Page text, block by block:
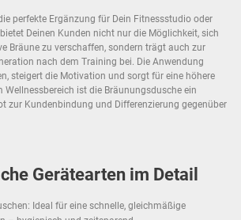
perfekte Ergänzung für Dein Fitnessstudio oder
Deinen Kunden nicht nur die Möglichkeit, sich
Bräune zu verschaffen, sondern trägt auch zur
nach dem Training bei. Die Anwendung
steigert die Motivation und sorgt für eine höhere
Wellnessbereich ist die Bräunungsdusche ein
zur Kundenbindung und Differenzierung gegenüber
Gerätearten im Detail
Ideal für eine schnelle, gleichmäßige